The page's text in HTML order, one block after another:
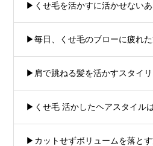
▶︎くせ毛を活かすに活かせない
▶︎毎日、くせ毛のブローに疲れ
▶︎肩で跳ねる髪を活かすスタイ
▶︎くせ毛 活かしたヘアスタイル
▶︎カットせずボリュームを落と